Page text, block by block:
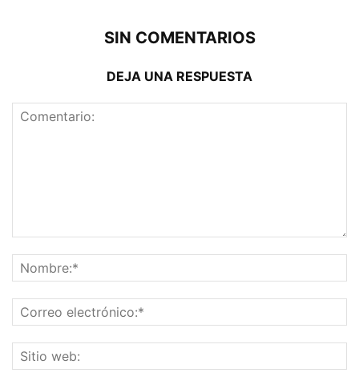
SIN COMENTARIOS
DEJA UNA RESPUESTA